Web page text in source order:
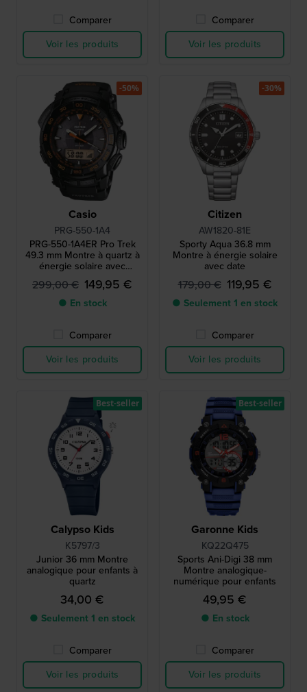
Comparer
Voir les produits
Comparer
Voir les produits
Casio
PRG-550-1A4
PRG-550-1A4ER Pro Trek
49.3 mm Montre à quartz à
énergie solaire avec
boussole, baromètre,
thermomètre et altimètre
299,00 € 149,95 €
● En stock
Comparer
Voir les produits
-50%
Citizen
AW1820-81E
Sporty Aqua 36.8 mm
Montre à énergie solaire
avec date
179,00 € 119,95 €
● Seulement 1 en stock
Comparer
Voir les produits
-30%
Calypso Kids
K5797/3
Junior 36 mm Montre
analogique pour enfants à
quartz
34,00 €
● Seulement 1 en stock
Comparer
Voir les produits
Best-seller
Garonne Kids
KQ22Q475
Sports Ani-Digi 38 mm
Montre analogique-
numérique pour enfants
49,95 €
● En stock
Comparer
Voir les produits
Best-seller